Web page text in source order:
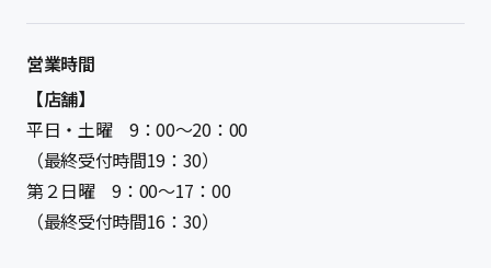
営業時間
【店舗】
平日・土曜 9：00〜20：00
（最終受付時間19：30）
第２日曜 9：00～17：00
（最終受付時間16：30）